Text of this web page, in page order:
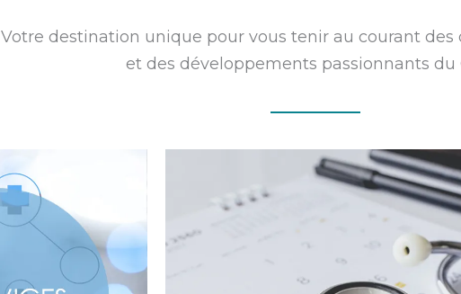
Votre destination unique pour vous tenir au courant des
et des développements passionnants du